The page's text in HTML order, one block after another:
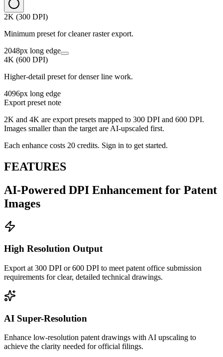
2K (300 DPI)
Minimum preset for cleaner raster export.
2048px long edge
4K (600 DPI)
Higher-detail preset for denser line work.
4096px long edge
Export preset note
2K and 4K are export presets mapped to 300 DPI and 600 DPI.
Images smaller than the target are AI-upscaled first.
Each enhance costs 20 credits. Sign in to get started.
FEATURES
AI-Powered DPI Enhancement for Patent
Images
High Resolution Output
Export at 300 DPI or 600 DPI to meet patent office submission
requirements for clear, detailed technical drawings.
AI Super-Resolution
Enhance low-resolution patent drawings with AI upscaling to
achieve the clarity needed for official filings.